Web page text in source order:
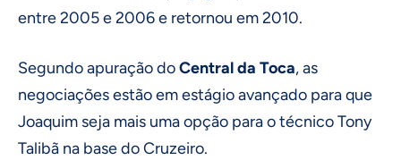
entre 2005 e 2006 e retornou em 2010.
Segundo apuração doCentral da Toca, as
negociações estão em estágio avançado para que
Joaquim seja mais uma opção para o técnico Tony
Talibã na base do Cruzeiro.